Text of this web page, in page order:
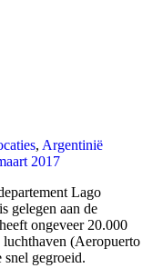
, Argentinië
2017
Lago
gelegen aan de
ongeveer 20.000
(Aeropuerto
snel gegroeid.